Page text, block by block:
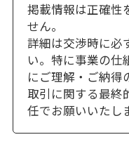
掲載情報は正確性
せん。
詳細は交渉時に必
い。特に事業の仕
にご理解・ご納得
取引に関する最終
任でお願いいたし